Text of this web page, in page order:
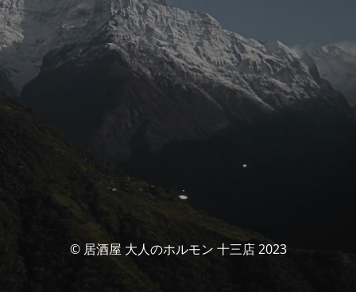
© 居酒屋 大人のホルモン 十三店 2023